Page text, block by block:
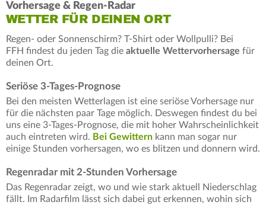
Vorhersage & Regen-Radar
WETTER FÜR DEINEN ORT
Regen- oder Sonnenschirm? T-Shirt oder Wollpulli? Bei
FFH findest du jeden Tag die aktuelle Wettervorhersage für
deinen Ort.
Seriöse 3-Tages-Prognose
Bei den meisten Wetterlagen ist eine seriöse Vorhersage nur
für die nächsten paar Tage möglich. Deswegen findest du bei
uns eine 3-Tages-Prognose, die mit hoher Wahrscheinlichkeit
auch eintreten wird. Bei Gewittern kann man sogar nur
einige Stunden vorhersagen, wo es blitzen und donnern wird.
Regenradar mit 2-Stunden Vorhersage
Das Regenradar zeigt, wo und wie stark aktuell Niederschlag
fällt. Im Radarfilm lässt sich dabei gut erkennen, wohin sich